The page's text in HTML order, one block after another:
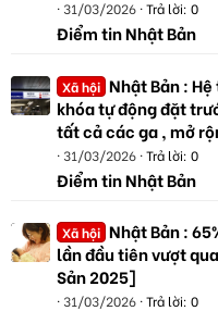
31/03/2026 Trả lời: 0
Điểm tin Nhật Bản
Xã hội Nhật Bản :
khóa tự động đặt
tất cả các ga , mở
31/03/2026 Trả lời: 0
Điểm tin Nhật Bản
Xã hội Nhật Bản :
lần đầu tiên vượt
Sản 2025]
31/03/2026 Trả lời: 0